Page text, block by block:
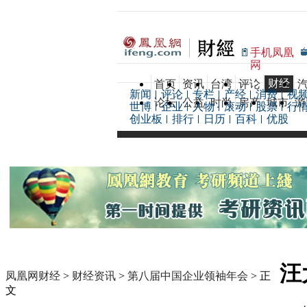
手机凤凰
网
首页 资讯 台湾 评论 财经
论坛 公益 时尚 房产 城市
新闻 评论 专栏 产经 消费
视
世博
企业 人物 滚动 股票
行
创业板
排行 日历 百科 优股
凤凰网财经 > 财经资讯 > 第八届中国企业领袖年会 > 正
文
汪